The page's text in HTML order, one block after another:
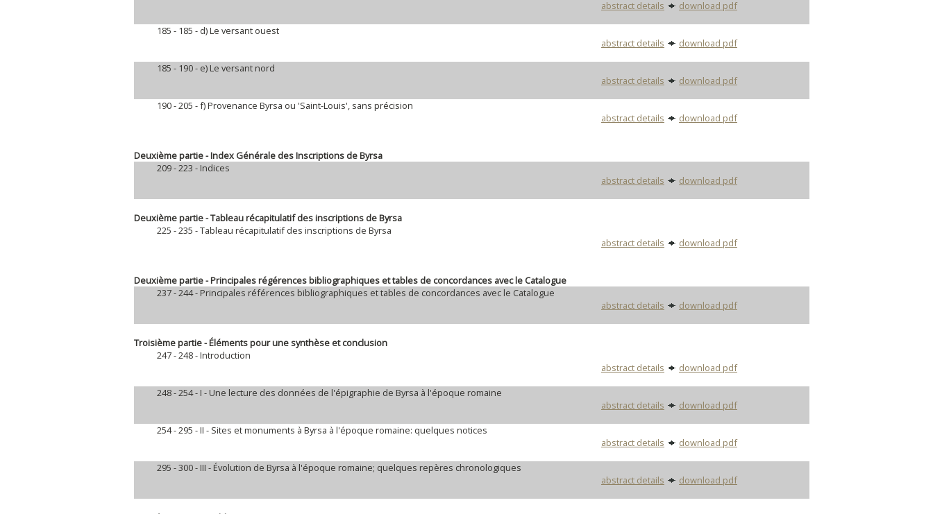
abstract details
download pdf
185 - 185 - d) Le versant ouest
abstract details
download pdf
185 - 190 - e) Le versant nord
abstract details
download pdf
190 - 205 -f) Provenance Byrsa ou 'Saint-Louis', sans précision
abstract details
download pdf
Deuxième partie - Index Générale des Inscriptions de Byrsa
209 - 223 - Indices
abstract details
download pdf
Deuxième partie - Tableau récapitulatif des inscriptions de Byrsa
225 - 235 -Tableau récapitulatif des inscriptions de Byrsa
abstract details
download pdf
Deuxième partie - Principales régérences bibliographiques et tables de concordances avec le Catalogue
237 - 244 - Principales références bibliographiques et tables de concordances avec le Catalogue
abstract details
download pdf
Troisième partie - Éléments pour une synthèse et conclusion
247 - 248 -Introduction
abstract details
download pdf
248 - 254 - I - Une lecture des données de l'épigraphie de Byrsa à l'époque romaine
abstract details
download pdf
254 - 295 -II - Sites et monuments à Byrsa à l'époque romaine: quelques notices
abstract details
download pdf
295 - 300 - III - Évolution de Byrsa à l'époque romaine; quelques repères chronologiques
abstract details
download pdf